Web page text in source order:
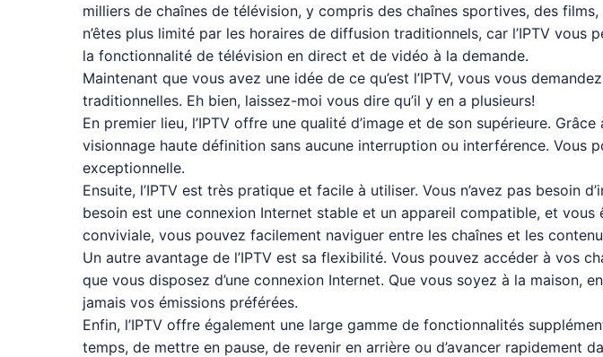
milliers de chaînes de télévision, y compris des chaînes sportives, des
n’êtes plus limité par les horaires de diffusion traditionnels, car l’IPTV
la fonctionnalité de télévision en direct et de vidéo à la demande.
Maintenant que vous avez une idée de ce qu’est l’IPTV, vous vous
traditionnelles. Eh bien, laissez-moi vous dire qu’il y en a plusieurs!
En premier lieu, l’IPTV offre une qualité d’image et de son supérieure.
visionnage haute définition sans aucune interruption ou interférence.
exceptionnelle.
Ensuite, l’IPTV est très pratique et facile à utiliser. Vous n’avez pas besoin
besoin est une connexion Internet stable et un appareil compatible, et
conviviale, vous pouvez facilement naviguer entre les chaînes et les
Un autre avantage de l’IPTV est sa flexibilité. Vous pouvez accéder à vos
que vous disposez d’une connexion Internet. Que vous soyez à la maison,
jamais vos émissions préférées.
Enfin, l’IPTV offre également une large gamme de fonctionnalités
temps, de mettre en pause, de revenir en arrière ou d’avancer rapidement